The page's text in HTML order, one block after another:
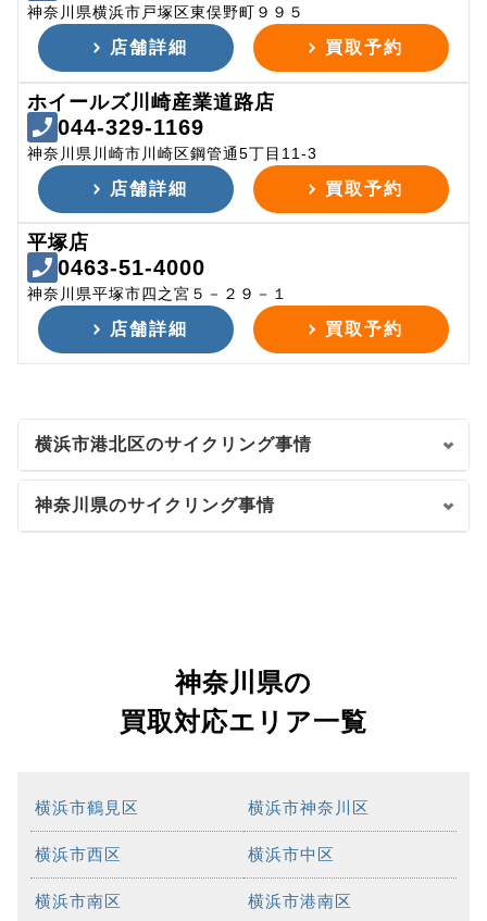
神奈川県横浜市戸塚区東俣野町９９５
店舗詳細 買取予約
ホイールズ川崎産業道路店
044-329-1169
神奈川県川崎市川崎区鋼管通5丁目11-3
店舗詳細 買取予約
平塚店
0463-51-4000
神奈川県平塚市四之宮５－２９－１
店舗詳細 買取予約
横浜市港北区のサイクリング事情
神奈川県のサイクリング事情
神奈川県の
買取対応エリア一覧
横浜市鶴見区 横浜市神奈川区
横浜市西区 横浜市中区
横浜市南区 横浜市港南区